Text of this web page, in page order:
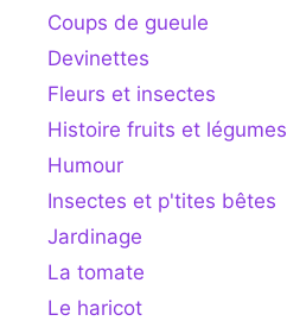
Coups de gueule
Devinettes
Fleurs et insectes
Histoire fruits et légumes
Humour
Insectes et p'tites bêtes
Jardinage
La tomate
Le haricot